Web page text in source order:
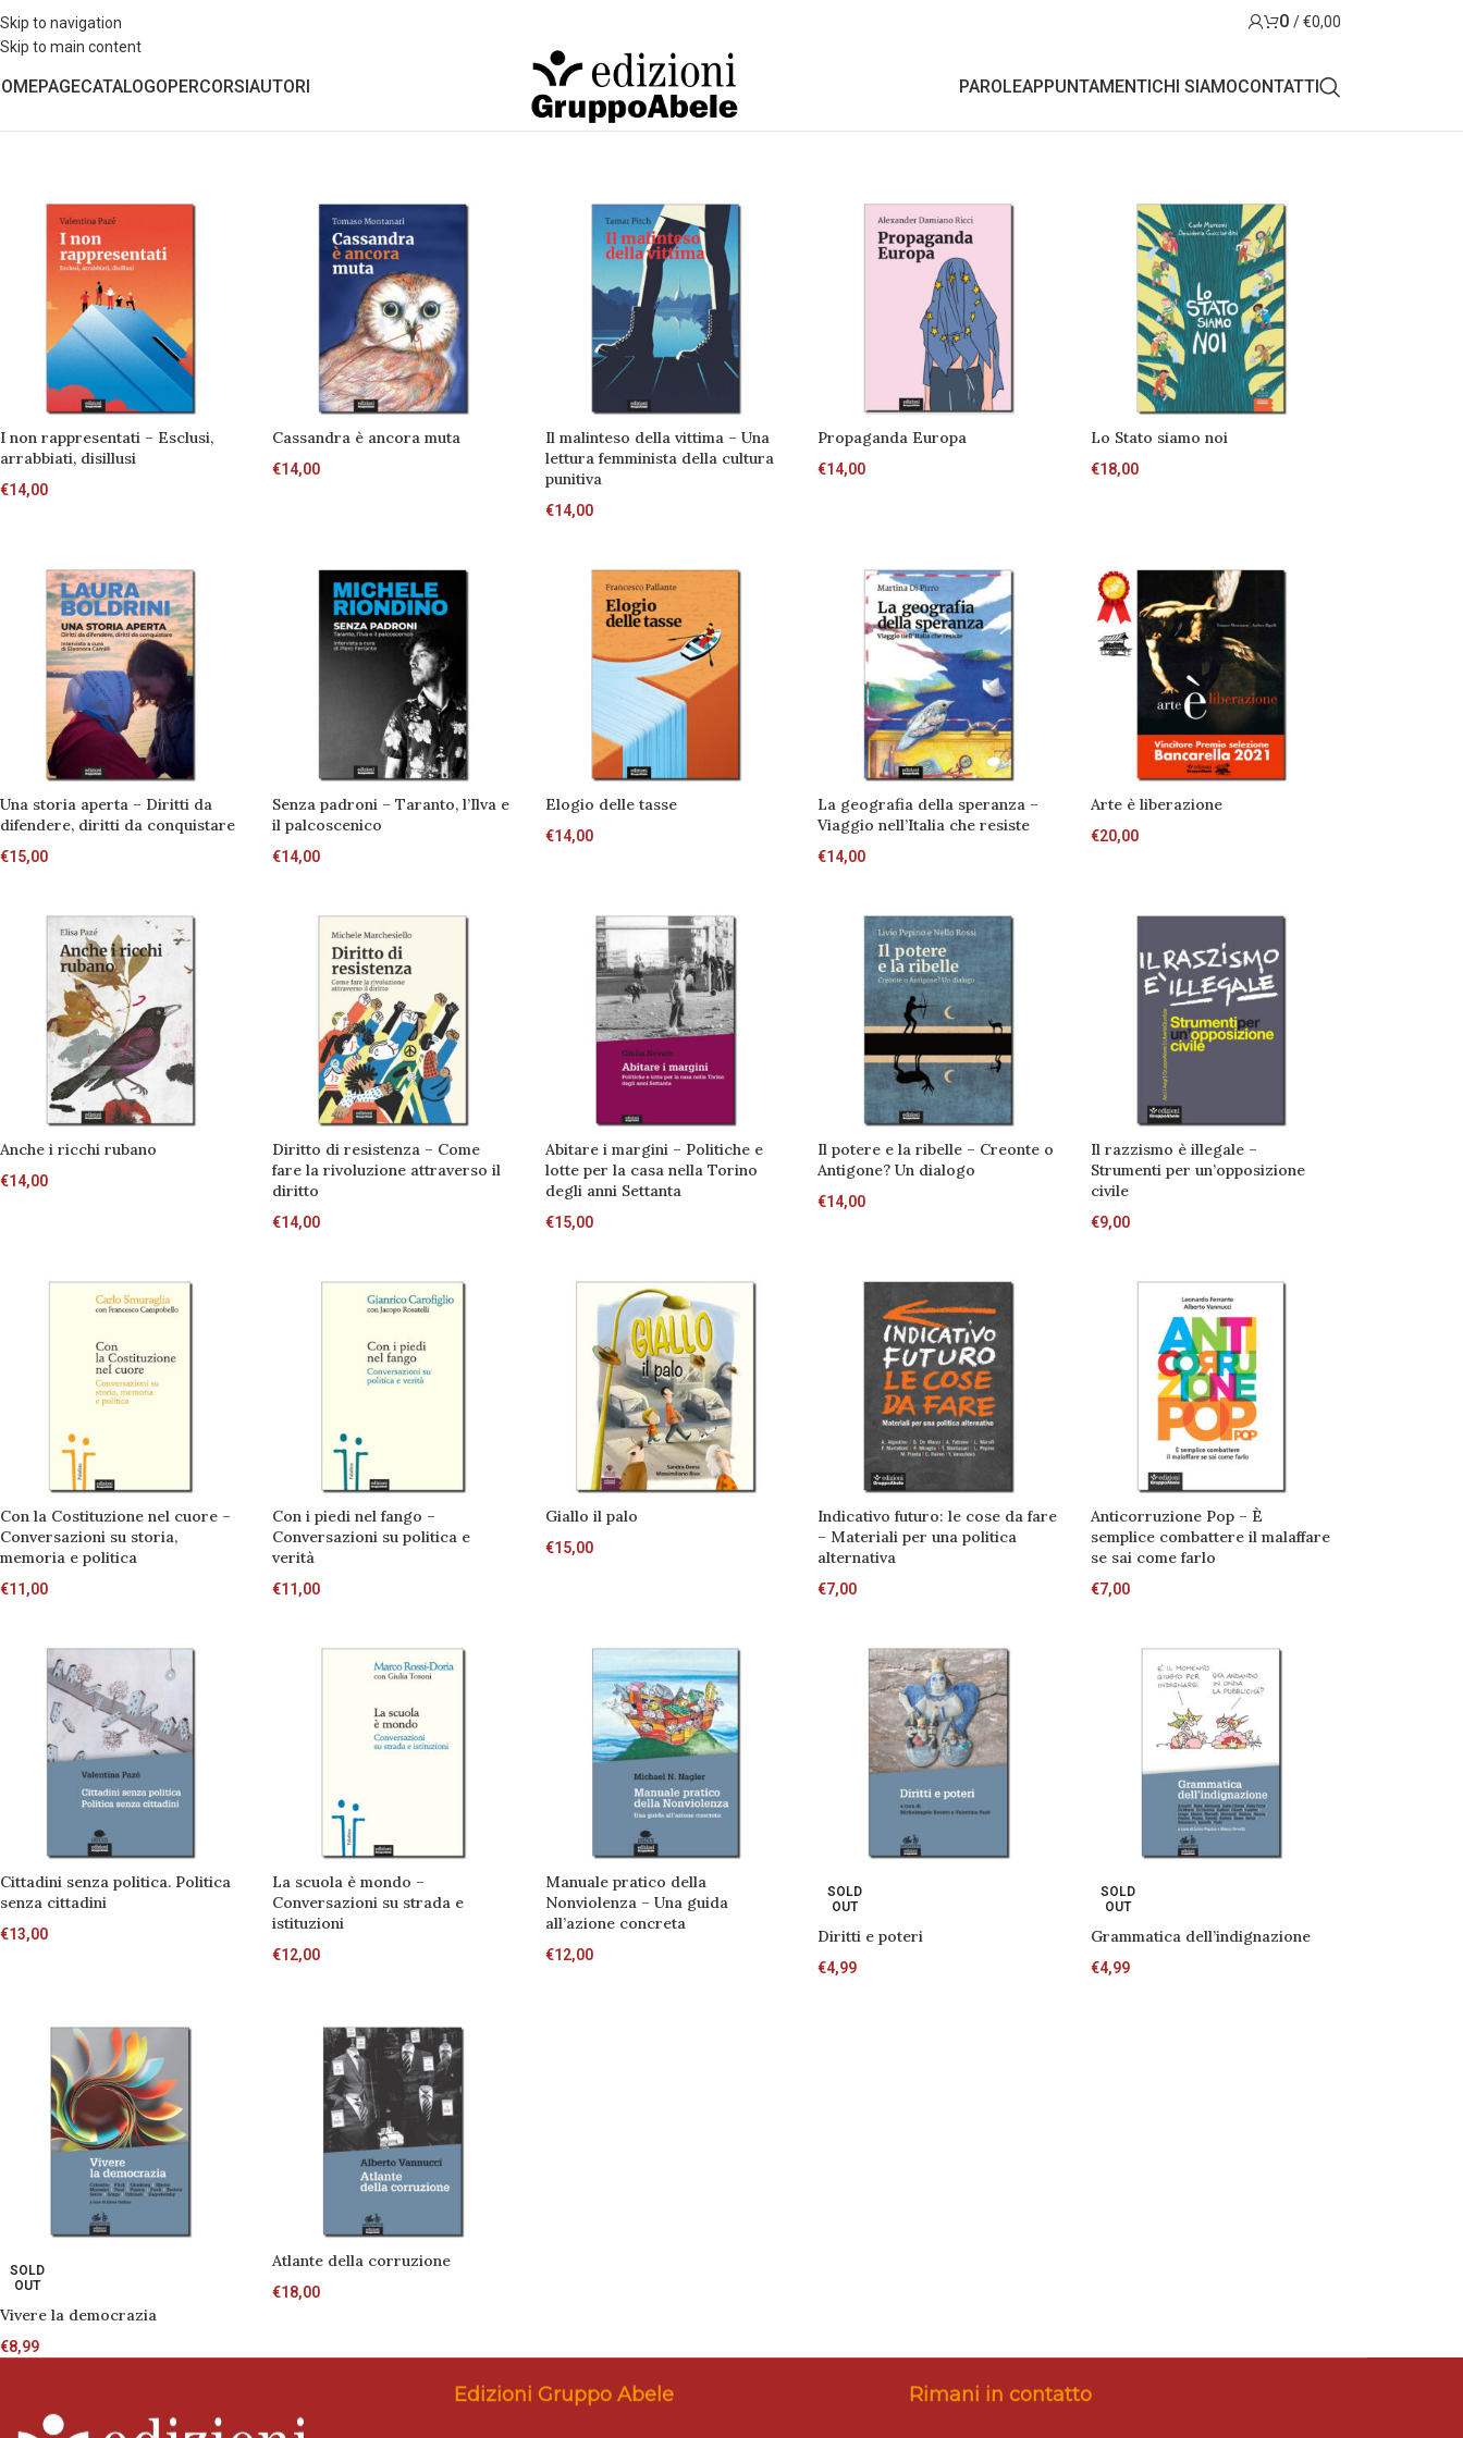
Skip to navigation
Skip to main content
0 /€0,00
CATALOGOPERCORSIAUTORI PAROLEAPPUNTAMENTICHI SIAMOCONTATTI
I non rappresentati – Esclusi,
arrabbiati, disillusi
€14,00
Cassandra è ancora muta
€14,00
Il malinteso della vittima – Una
lettura femminista della cultura
punitiva
€14,00
Propaganda Europa
€14,00
Lo Stato siamo noi
€18,00
Una storia aperta – Diritti da
difendere, diritti da conquistare
€15,00
Senza padroni – Taranto, l’Ilva e
il palcoscenico
€14,00
Elogio delle tasse
€14,00
La geografia della speranza –
Viaggio nell’Italia che resiste
€14,00
Arte è liberazione
€20,00
Anche i ricchi rubano
€14,00
Diritto di resistenza – Come
fare la rivoluzione attraverso il
diritto
€14,00
Abitare i margini – Politiche e
lotte per la casa nella Torino
degli anni Settanta
€15,00
Il potere e la ribelle – Creonte o
Antigone? Un dialogo
€14,00
Il razzismo è illegale –
Strumenti per un’opposizione
civile
€9,00
Con la Costituzione nel cuore –
Conversazioni su storia,
memoria e politica
€11,00
Con i piedi nel fango –
Conversazioni su politica e
verità
€11,00
Giallo il palo
€15,00
Indicativo futuro: le cose da fare
– Materiali per una politica
alternativa
€7,00
Anticorruzione Pop – È
semplice combattere il malaffare
se sai come farlo
€7,00
Cittadini senza politica. Politica
senza cittadini
€13,00
La scuola è mondo –
Conversazioni su strada e
istituzioni
€12,00
Manuale pratico della
Nonviolenza – Una guida
all’azione concreta
€12,00
SOLD
OUT
Diritti e poteri
€4,99
SOLD
OUT
Grammatica dell’indignazione
€4,99
SOLD
OUT
Vivere la democrazia
€8,99
Atlante della corruzione
€18,00
Edizioni Gruppo Abele Rimani in contatto